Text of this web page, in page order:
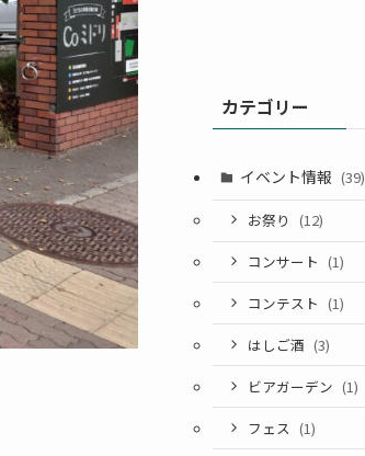
カテゴリー
イベント情報 (39)
お祭り (12)
コンサート (1)
コンテスト (1)
はしご酒 (3)
ビアガーデン (1)
フェス (1)